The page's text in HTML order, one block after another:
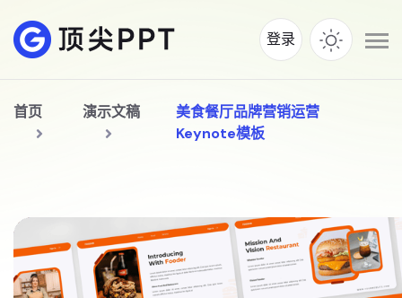
登录
首页 演示文稿
美食餐厅品牌营销运营
Keynote模板